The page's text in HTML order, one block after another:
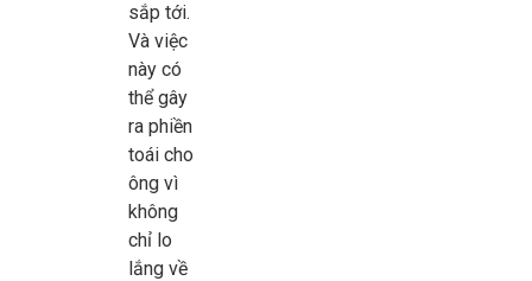
sắp tới.
Và việc
này có
thể gây
ra phiền
toái cho
ông vì
không
chỉ lo
lắng về